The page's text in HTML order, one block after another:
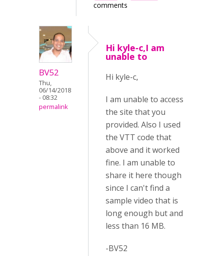
comments
BV52
Thu,
06/14/2018
- 08:32
permalink
Hi kyle-c,I am
unable to
Hi kyle-c,
I am unable to access
the site that you
provided. Also I used
the VTT code that
above and it worked
fine. I am unable to
share it here though
since I can't find a
sample video that is
long enough but and
less than 16 MB.
-BV52